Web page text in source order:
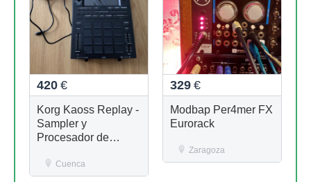
420 €
Korg Kaoss Replay -
Sampler y
Procesador de
Cuenca
329 €
Modbap Per4mer FX
Eurorack
Zaragoza